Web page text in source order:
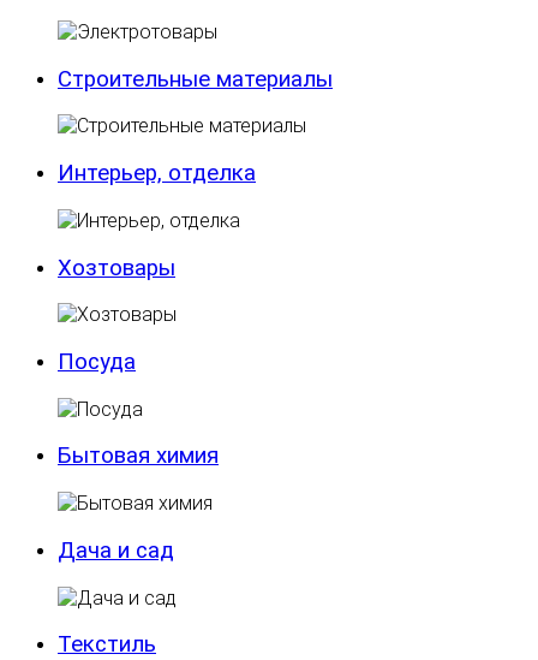
Строительные материалы
Интерьер, отделка
Хозтовары
Посуда
Бытовая химия
Дача и сад
Текстиль